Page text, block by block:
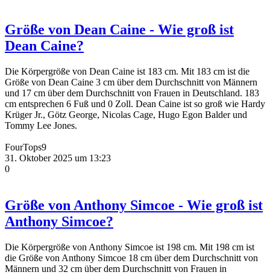
Größe von Dean Caine - Wie groß ist
Dean Caine?
Die Körpergröße von Dean Caine ist 183 cm. Mit 183 cm ist die
Größe von Dean Caine 3 cm über dem Durchschnitt von Männern
und 17 cm über dem Durchschnitt von Frauen in Deutschland. 183
cm entsprechen 6 Fuß und 0 Zoll. Dean Caine ist so groß wie Hardy
Krüger Jr., Götz George, Nicolas Cage, Hugo Egon Balder und
Tommy Lee Jones.
FourTops9
31. Oktober 2025 um 13:23
0
Größe von Anthony Simcoe - Wie groß ist
Anthony Simcoe?
Die Körpergröße von Anthony Simcoe ist 198 cm. Mit 198 cm ist
die Größe von Anthony Simcoe 18 cm über dem Durchschnitt von
Männern und 32 cm über dem Durchschnitt von Frauen in